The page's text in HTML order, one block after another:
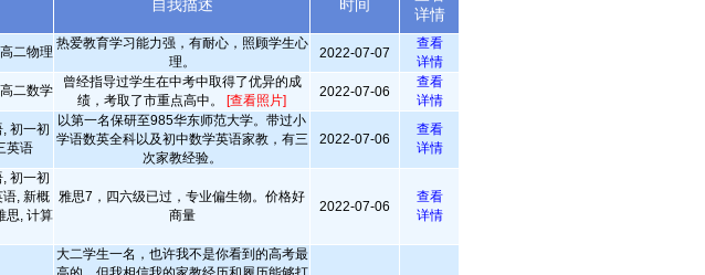
自我描述 时间
详情
二物理
热爱教育学习能力强，有耐心，照顾学生心
理。
2022-07-07
查看
详情
二数学
曾经指导过学生在中考中取得了优异的成
绩，考取了市重点高中。 [查看照片]
2022-07-06
查看
详情
初一初
英语
以第一名保研至985华东师范大学。带过小
学语数英全科以及初中数学英语家教，有三
次家教经验。
2022-07-06
查看
详情
初一初
, 新概
思, 计算
雅思7，四六级已过，专业偏生物。价格好
商量
2022-07-06
查看
详情
大二学生一名，也许我不是你看到的高考最